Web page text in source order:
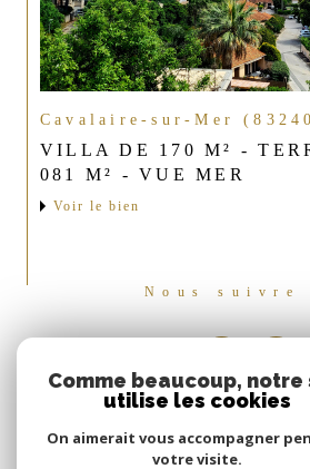
Cavalaire-sur-Mer
VILLA DE 170 M² -
081 M² - VUE MER
Voir le bien
Nous suivre
Comme beaucoup, notre
utilise les cookies
On aimerait vous accompagner
votre visite.